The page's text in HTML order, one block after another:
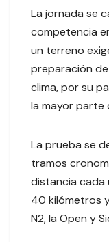
La jornada se
competencia
un terreno
preparación
clima, por su
la mayor parte
La prueba se
tramos
distancia
40 kilómetros
N2, la Open y